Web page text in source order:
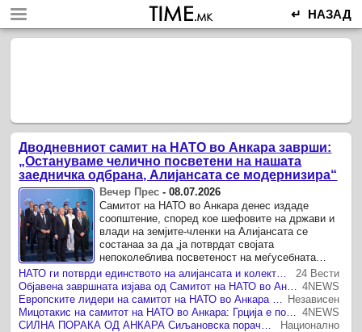
↵ НАЗАД
Дводневниот самит на НАТО во Анкара заврши:
„Остануваме челично посветени на нашата
заедничка одбрана, Алијансата се модернизира“
Вечер Прес -08.07.2026
Самитот на НАТО во Анкара денес издаде
соопштение, според кое шефовите на држави и
влади на земјите-членки на Алијансата се
состанаа за да „ја потврдат својата
непоколеблива посветеност на меѓусебната
одбрана врз основа на Член 5 од
Вашингтонскиот договор, како и нивниот ...
24 Вести
4NEWS
Независен
4NEWS
Национално